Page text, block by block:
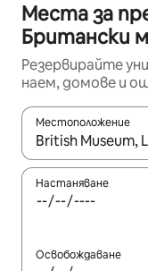
Места за
Британски
Резервирайте
наем, домове и
Местоположение
Когато
Настаняване
Освобождаване